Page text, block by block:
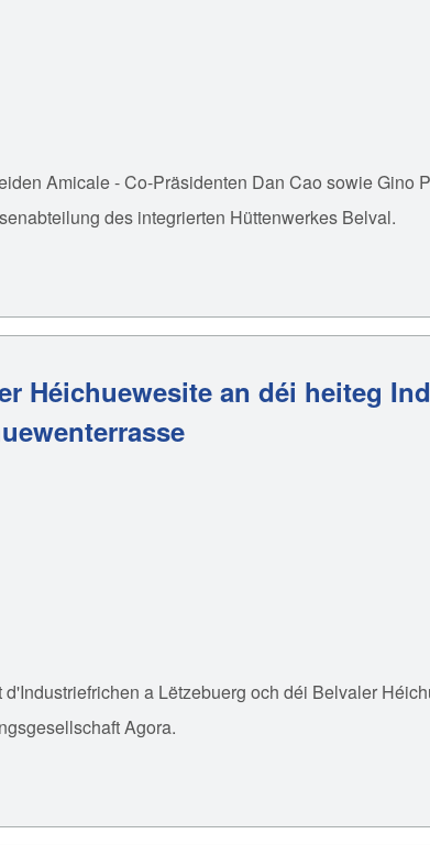
Amicale - Co-Präsidenten Dan Cao sowie
des integrierten Hüttenwerkes Belval.
Héichuewesite an déi heiteg
a Lëtzebuerg och déi Belvaler
Agora.